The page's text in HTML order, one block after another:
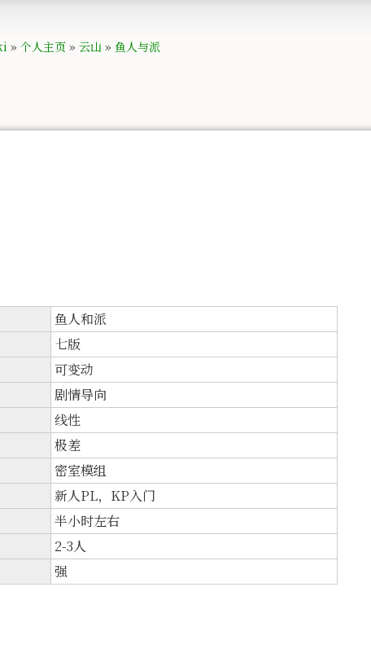
» 个人主页» 云山 » 鱼人与派
鱼人和派
七版
可变动
剧情导向
线性
极差
密室模组
新人PL，KP入门
半小时左右
2-3人
强